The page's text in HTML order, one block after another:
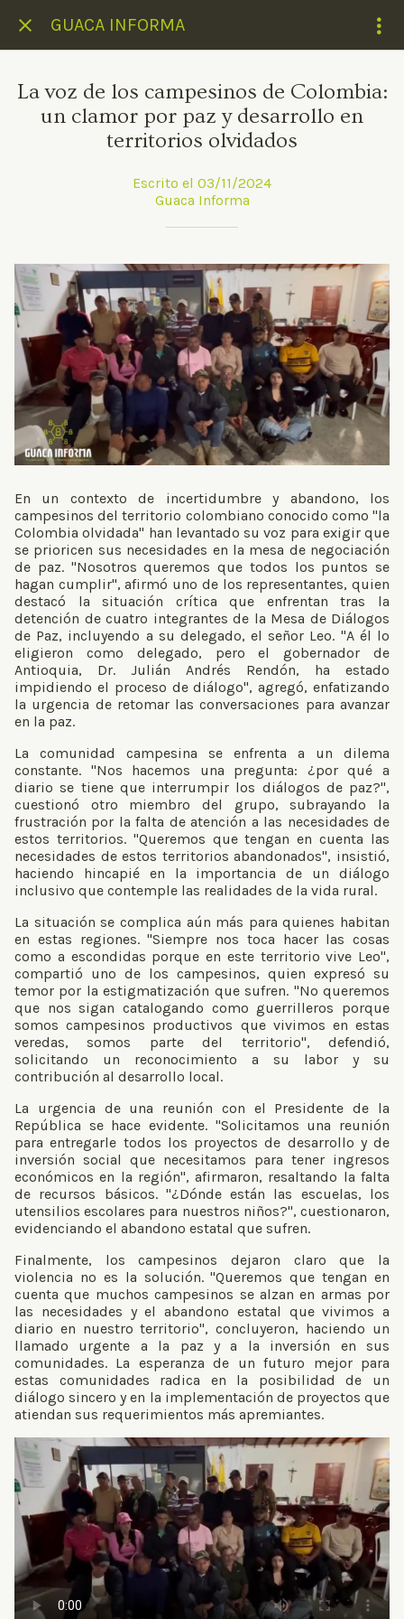
GUACA INFORMA
La voz de los campesinos de Colombia:
un clamor por paz y desarrollo en
territorios olvidados
Escrito el 03/11/2024
Guaca Informa
En un contexto de incertidumbre y abandono, los
campesinos del territorio colombiano conocido como "la
Colombia olvidada" han levantado su voz para exigir que
se prioricen sus necesidades en la mesa de negociación
de paz. "Nosotros queremos que todos los puntos se
hagan cumplir", afirmó uno de los representantes, quien
destacó la situación crítica que enfrentan tras la
detención de cuatro integrantes de la Mesa de Diálogos
de Paz, incluyendo a su delegado, el señor Leo. "A él lo
eligieron como delegado, pero el gobernador de
Antioquia, Dr. Julián Andrés Rendón, ha estado
impidiendo el proceso de diálogo", agregó, enfatizando
la urgencia de retomar las conversaciones para avanzar
en la paz.
La comunidad campesina se enfrenta a un dilema
constante. "Nos hacemos una pregunta: ¿por qué a
diario se tiene que interrumpir los diálogos de paz?",
cuestionó otro miembro del grupo, subrayando la
frustración por la falta de atención a las necesidades de
estos territorios. "Queremos que tengan en cuenta las
necesidades de estos territorios abandonados", insistió,
haciendo hincapié en la importancia de un diálogo
inclusivo que contemple las realidades de la vida rural.
La situación se complica aún más para quienes habitan
en estas regiones. "Siempre nos toca hacer las cosas
como a escondidas porque en este territorio vive Leo",
compartió uno de los campesinos, quien expresó su
temor por la estigmatización que sufren. "No queremos
que nos sigan catalogando como guerrilleros porque
somos campesinos productivos que vivimos en estas
veredas, somos parte del territorio", defendió,
solicitando un reconocimiento a su labor y su
contribución al desarrollo local.
La urgencia de una reunión con el Presidente de la
República se hace evidente. "Solicitamos una reunión
para entregarle todos los proyectos de desarrollo y de
inversión social que necesitamos para tener ingresos
económicos en la región", afirmaron, resaltando la falta
de recursos básicos. "¿Dónde están las escuelas, los
utensilios escolares para nuestros niños?", cuestionaron,
evidenciando el abandono estatal que sufren.
Finalmente, los campesinos dejaron claro que la
violencia no es la solución. "Queremos que tengan en
cuenta que muchos campesinos se alzan en armas por
las necesidades y el abandono estatal que vivimos a
diario en nuestro territorio", concluyeron, haciendo un
llamado urgente a la paz y a la inversión en sus
comunidades. La esperanza de un futuro mejor para
estas comunidades radica en la posibilidad de un
diálogo sincero y en la implementación de proyectos que
atiendan sus requerimientos más apremiantes.